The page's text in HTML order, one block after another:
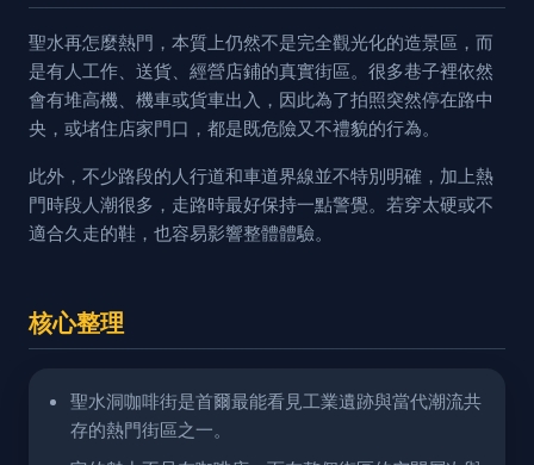
聖水再怎麼熱門，本質上仍然不是完全觀光化的造景區，而
是有人工作、送貨、經營店鋪的真實街區。很多巷子裡依然
會有堆高機、機車或貨車出入，因此為了拍照突然停在路中
央，或堵住店家門口，都是既危險又不禮貌的行為。
此外，不少路段的人行道和車道界線並不特別明確，加上熱
門時段人潮很多，走路時最好保持一點警覺。若穿太硬或不
適合久走的鞋，也容易影響整體體驗。
核心整理
聖水洞咖啡街是首爾最能看見工業遺跡與當代潮流共
存的熱門街區之一。